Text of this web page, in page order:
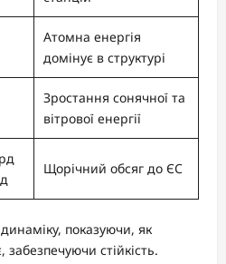
Атомна енергія
домінує в структурі
Зростання сонячної та
вітрової енергії
Щорічний обсяг до ЄС
показуючи, як
стійкість.